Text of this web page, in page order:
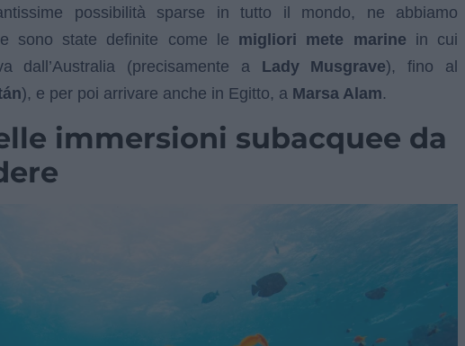
possibilità sparse in tutto il mondo, ne abbiamo
sono state definite come le migliori mete marine in cui
dall’Australia (precisamente a Lady Musgrave), fino al
), e per poi arrivare anche in Egitto, a Marsa Alam.
immersioni subacquee da